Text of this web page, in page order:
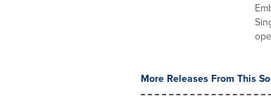
More Releases From This